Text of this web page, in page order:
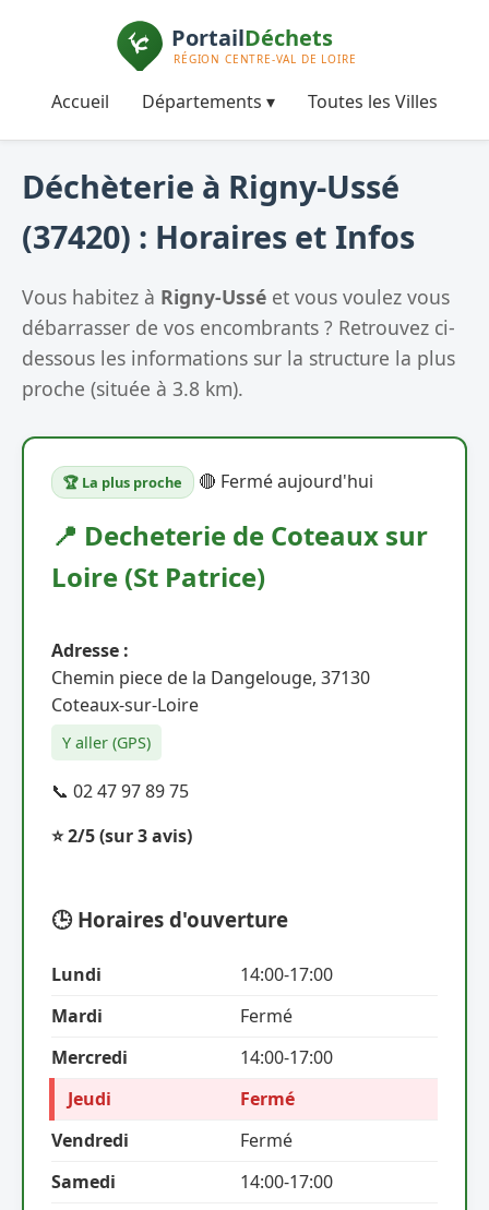
Accueil Départements ▾ Toutes les Villes
Déchèterie à Rigny-Ussé
(37420) : Horaires et Infos
Vous habitez à Rigny-Ussé et vous voulez vous
débarrasser de vos encombrants ? Retrouvez ci-
dessous les informations sur la structure la plus
proche (située à 3.8 km).
🏆 La plus proche 🔴 Fermé aujourd'hui
📍 Decheterie de Coteaux sur
Loire (St Patrice)
Adresse :
Chemin piece de la Dangelouge, 37130
Coteaux-sur-Loire
Y aller (GPS)
📞 02 47 97 89 75
⭐ 2/5(sur 3 avis)
🕒 Horaires d'ouverture
Lundi
14:00-17:00
Mardi
Fermé
Mercredi
14:00-17:00
Jeudi
Fermé
Vendredi
Fermé
Samedi
14:00-17:00